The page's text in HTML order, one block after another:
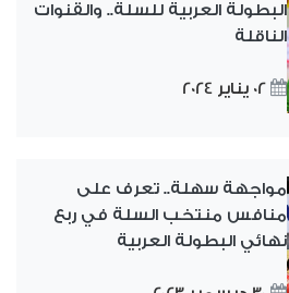
البطولة العربية للسلة.. والقنوات
الناقلة
02 يناير 2024
مواجهة سهلة.. تعرف على
منافس منتخب السلة في ربع
نهائي البطولة العربية